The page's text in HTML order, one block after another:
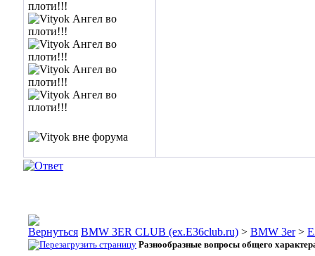
BMW 3ER CLUB (ex.E36club.ru) > BMW 3er >
Разнообразные вопросы общего